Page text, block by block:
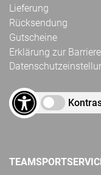
Lieferung
Rücksendung
Gutscheine
Erklärung zur